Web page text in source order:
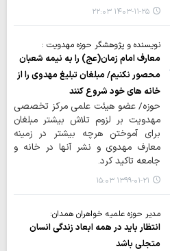
۱۴۰۳-۱۱-۲۵ ۲۲:۰۳
نویسنده و پژوهشگر حوزه مهدویت :
معارف امام زمان(عج) را به نیمه شعبان
محصور نکنیم/ مبلغان تبلیغ مهدوی را از
خانه های خود شروع کنند
حوزه/ عضو هیئت علمی مرکز تخصصی
مهدویت بر لزوم تلاش بیشتر مبلغان
برای آموختن هرچه بیشتر در زمینه
معارف مهدوی و نشر آنها در خانه و
جامعه تاکید کرد.
۱۳۹۹-۰۱-۲۱ ۱۵:۰۳
مدیر حوزه علمیه خواهران همدان:
انتظار باید در همه ابعاد زندگی انسان
متجلی باشد